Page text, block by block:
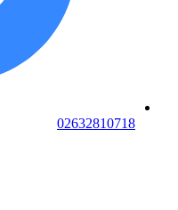
02632810718